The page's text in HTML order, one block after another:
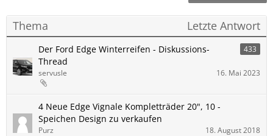
Thema Letzte Antwort
Der Ford Edge Winterreifen - Diskussions-
Thread
433
servusle 16. Mai 2023
4 Neue Edge Vignale Kompletträder 20", 10 -
Speichen Design zu verkaufen
Purz 18. August 2018